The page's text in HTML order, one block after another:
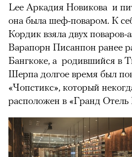
Lee Аркадия Новикова и
она была шеф-поваром. К
Кордик взяла двух поваров-
Варапорн Писанпон ранее
Бангкоке, а родившийся в
Шерпа долгое время был
«Чопстикс», который
расположен в «Гранд Отель
можно